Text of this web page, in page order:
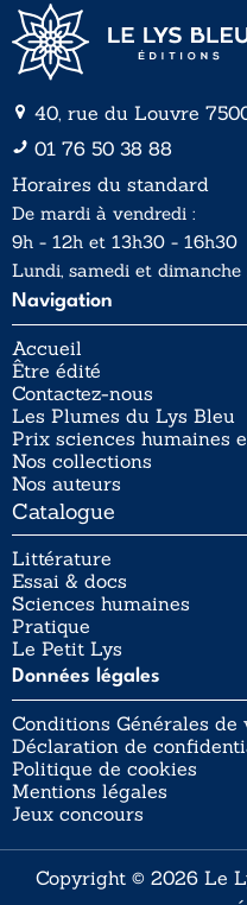
40, rue du Louvre
01 76 50 38 88
Horaires du standard
De mardi à vendredi :
9h - 12h et 13h30 - 16h30
Lundi, samedi et dimanche
Navigation
Accueil
Être édité
Contactez-nous
Les Plumes du Lys Bleu
Prix sciences humaines
Nos collections
Nos auteurs
Catalogue
Littérature
Essai & docs
Sciences humaines
Pratique
Le Petit Lys
Données légales
Conditions Générales de
Déclaration de
Politique de cookies
Mentions légales
Jeux concours
Copyright © 2026 Le